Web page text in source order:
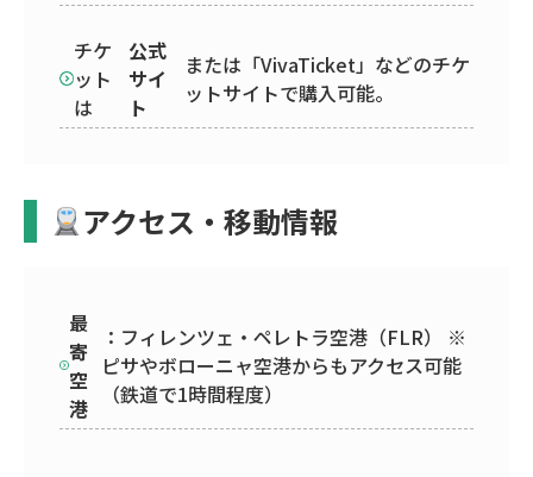
チケ
ット
は
公式
サイ
ト
または「VivaTicket」などのチケ
ットサイトで購入可能。
アクセス・移動情報
最
寄
空
港
：フィレンツェ・ペレトラ空港（FLR） ※
ピサやボローニャ空港からもアクセス可能
（鉄道で1時間程度）